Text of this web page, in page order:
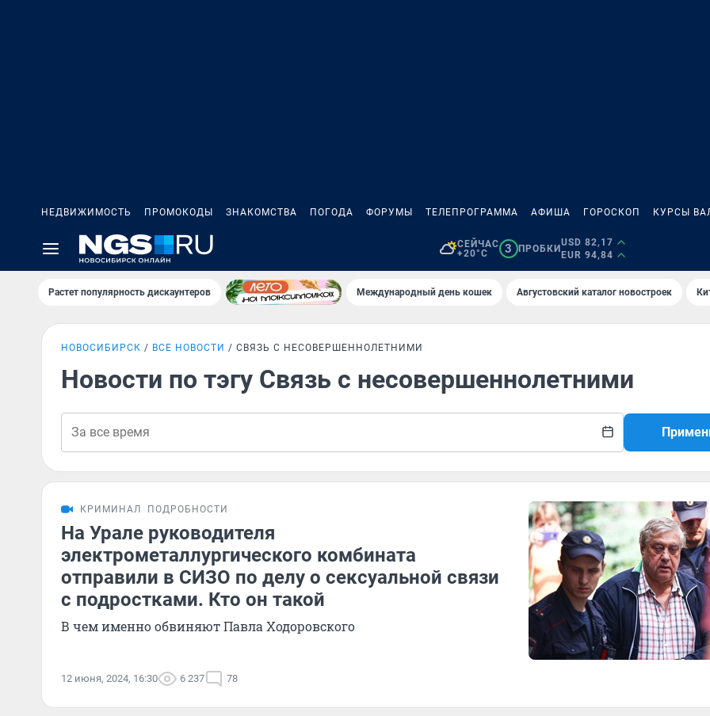
НЕДВИЖИМОСТЬ ПРОМОКОДЫ ЗНАКОМСТВА ПОГОДА ФОРУМЫ ТЕЛЕПРОГРАММА АФИША ГОРОСКОП КУРСЫ
СЕЙЧАС
+20°C
3 ПРОБКИ
USD 82,17
EUR 94,84
Растет популярность дискаунтеров Международный день кошек Августовский каталог новостроек
НОВОСИБИРСК ВСЕ НОВОСТИ СВЯЗЬ С НЕСОВЕРШЕННОЛЕТНИМИ
Новости по тэгу Связь с несовершеннолетними
КРИМИНАЛ ПОДРОБНОСТИ
На Урале руководителя
электрометаллургического комбината
отправили в СИЗО по делу о сексуальной связи
с подростками. Кто он такой
В чем именно обвиняют Павла Ходоровского
12 июня, 2024, 16:30 6 237 78